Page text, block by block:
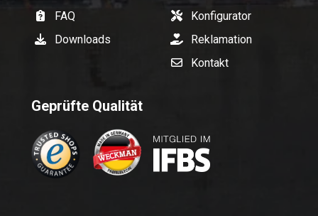
FAQ
Downloads
Konfigurator
Reklamation
Kontakt
Geprüfte Qualität